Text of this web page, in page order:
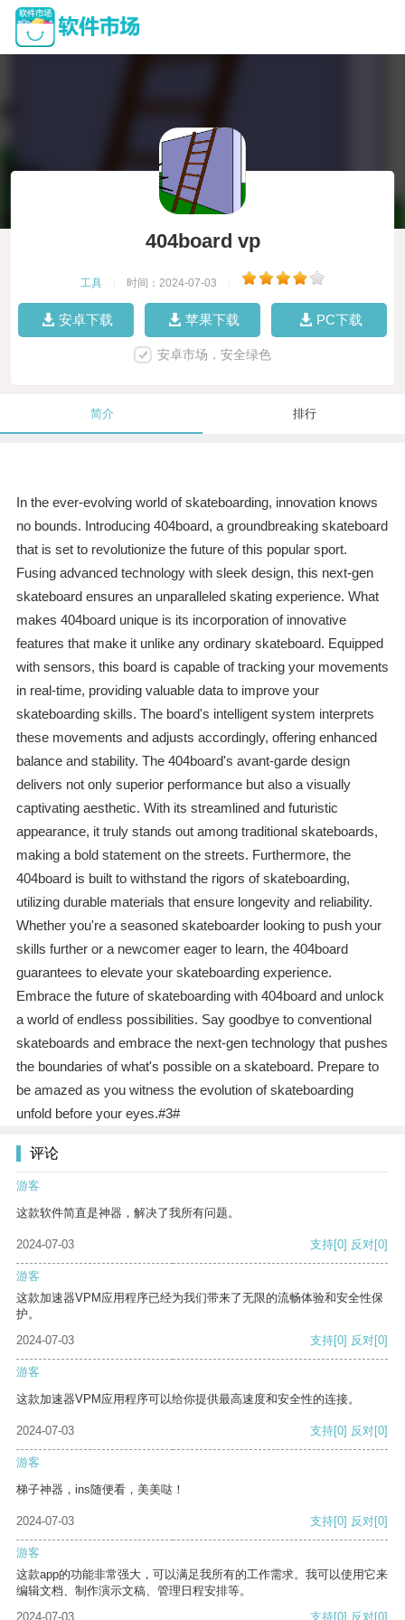
404board vp
工具 时间：2024-07-03
安卓下载 苹果下载 PC下载
安卓市场，安全绿色
简介 排行
In the ever-evolving world of skateboarding, innovation knows
no bounds. Introducing 404board, a groundbreaking skateboard
that is set to revolutionize the future of this popular sport.
Fusing advanced technology with sleek design, this next-gen
skateboard ensures an unparalleled skating experience. What
makes 404board unique is its incorporation of innovative
features that make it unlike any ordinary skateboard. Equipped
with sensors, this board is capable of tracking your movements
in real-time, providing valuable data to improve your
skateboarding skills. The board's intelligent system interprets
these movements and adjusts accordingly, offering enhanced
balance and stability. The 404board's avant-garde design
delivers not only superior performance but also a visually
captivating aesthetic. With its streamlined and futuristic
appearance, it truly stands out among traditional skateboards,
making a bold statement on the streets. Furthermore, the
404board is built to withstand the rigors of skateboarding,
utilizing durable materials that ensure longevity and reliability.
Whether you're a seasoned skateboarder looking to push your
skills further or a newcomer eager to learn, the 404board
guarantees to elevate your skateboarding experience.
Embrace the future of skateboarding with 404board and unlock
a world of endless possibilities. Say goodbye to conventional
skateboards and embrace the next-gen technology that pushes
the boundaries of what's possible on a skateboard. Prepare to
be amazed as you witness the evolution of skateboarding
unfold before your eyes.#3#
评论
游客
这款软件简直是神器，解决了我所有问题。
2024-07-03 支持[0] 反对[0]
游客
这款加速器VPM应用程序已经为我们带来了无限的流畅体验和安全性保
护。
2024-07-03
支持[0] 反对[0]
游客
这款加速器VPM应用程序可以给你提供最高速度和安全性的连接。
2024-07-03 支持[0] 反对[0]
游客
梯子神器，ins随便看，美美哒！
2024-07-03 支持[0] 反对[0]
游客
这款app的功能非常强大，可以满足我所有的工作需求。我可以使用它来
编辑文档、制作演示文稿、管理日程安排等。
2024-07-03
支持[0] 反对[0]